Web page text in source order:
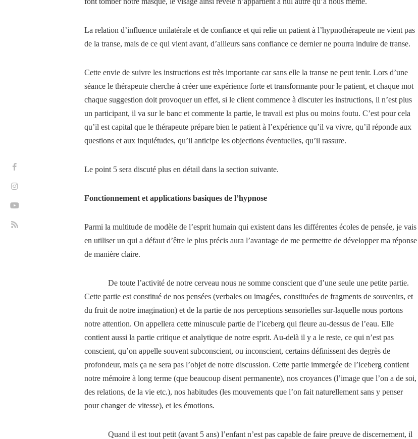
La relation d’influence unilatérale et de confiance et qui relie un patient à l’hypnothérapeute ne vient pas
de la transe, mais de ce qui vient avant, d’ailleurs sans confiance ce dernier ne pourra induire de transe.
Cette envie de suivre les instructions est très importante car sans elle la transe ne peut tenir. Lors d’une
séance le thérapeute cherche à créer une expérience forte et transformante pour le patient, et chaque mot
chaque suggestion doit provoquer un effet, si le client commence à discuter les instructions, il n’est plus
un participant, il va sur le banc et commente la partie, le travail est plus ou moins foutu. C’est pour cela
qu’il est capital que le thérapeute prépare bien le patient à l’expérience qu’il va vivre, qu’il réponde aux
questions et aux inquiétudes, qu’il anticipe les objections éventuelles, qu’il rassure.
Le point 5 sera discuté plus en détail dans la section suivante.
Fonctionnement et applications basiques de l’hypnose
Parmi la multitude de modèle de l’esprit humain qui existent dans les différentes écoles de pensée, je vais
en utiliser un qui a défaut d’être le plus précis aura l’avantage de me permettre de développer ma réponse
de manière claire.
De toute l’activité de notre cerveau nous ne somme conscient que d’une seule une petite partie.
Cette partie est constitué de nos pensées (verbales ou imagées, constituées de fragments de souvenirs, et
du fruit de notre imagination) et de la partie de nos perceptions sensorielles sur-laquelle nous portons
notre attention. On appellera cette minuscule partie de l’iceberg qui fleure au-dessus de l’eau. Elle
contient aussi la partie critique et analytique de notre esprit. Au-delà il y a le reste, ce qui n’est pas
conscient, qu’on appelle souvent subconscient, ou inconscient, certains définissent des degrès de
profondeur, mais ça ne sera pas l’objet de notre discussion. Cette partie immergée de l’iceberg contient
notre mémoire à long terme (que beaucoup disent permanente), nos croyances (l’image que l’on a de soi,
des relations, de la vie etc.), nos habitudes (les mouvements que l’on fait naturellement sans y penser
pour changer de vitesse), et les émotions.
Quand il est tout petit (avant 5 ans)l’enfant n’est pas capable de faire preuve de discernement, il